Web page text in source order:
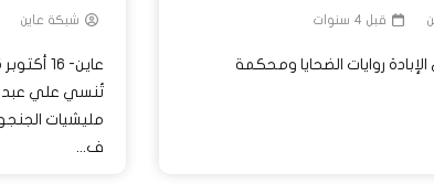
قبل 4 سنوات
الإبادة روايات الضحايا ومحكمة
شبكة عاين
تُنسي علي عبد
مليشيات
ف...